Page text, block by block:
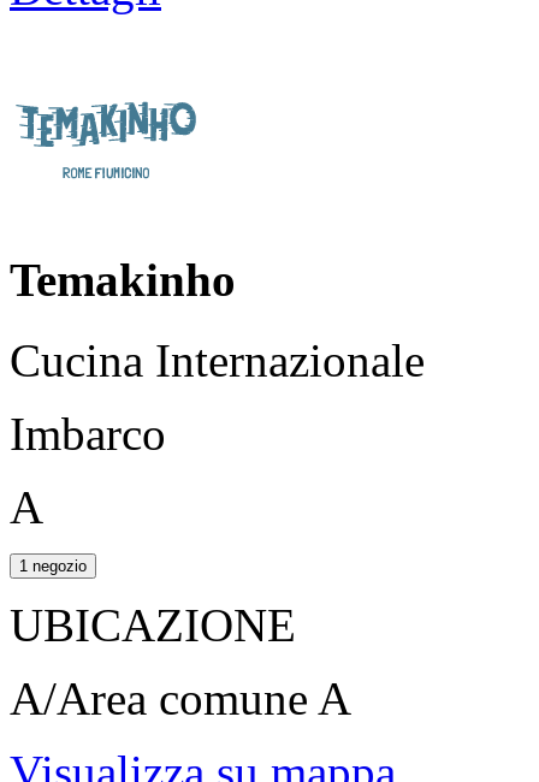
Temakinho
Cucina Internazionale
Imbarco
A
1 negozio
UBICAZIONE
A/Area comune A
Visualizza su mappa